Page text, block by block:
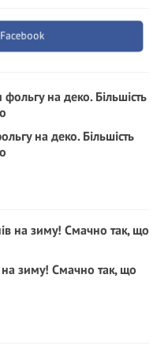
на деко. Більшість
зиму! Смачно так, що